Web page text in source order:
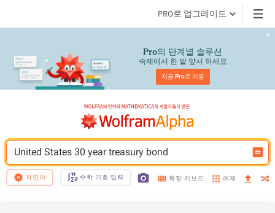
PRO로 업그레이드
Pro의 단계별 솔루션
숙제에서 한 발 앞서 하세요
지금 Pro로 이동
United States 30 year treasury bond
자연어 수학 기호 입력 확장 키보드 예제